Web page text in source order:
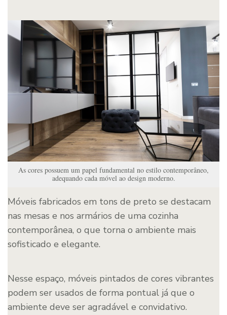
As cores possuem um papel fundamental no estilo contemporâneo,
adequando cada móvel ao design moderno.
Móveis fabricados em tons de preto se destacam
nas mesas e nos armários de uma cozinha
contemporânea, o que torna o ambiente mais
sofisticado e elegante.
Nesse espaço, móveis pintados de cores vibrantes
podem ser usados de forma pontual já que o
ambiente deve ser agradável e convidativo.